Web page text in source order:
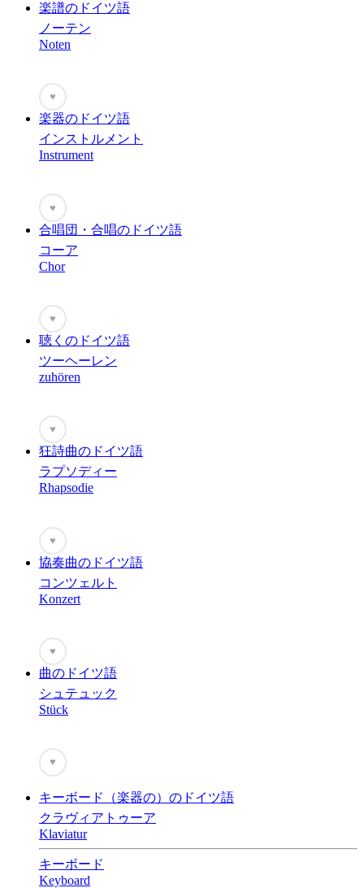
楽譜のドイツ語
ノーテン
Noten
♥
楽器のドイツ語
インストルメント
Instrument
♥
合唱団・合唱のドイツ語
コーア
Chor
♥
聴くのドイツ語
ツーヘーレン
zuhören
♥
狂詩曲のドイツ語
ラプソディー
Rhapsodie
♥
協奏曲のドイツ語
コンツェルト
Konzert
♥
曲のドイツ語
シュテュック
Stück
♥
キーボード（楽器の）のドイツ語
クラヴィアトゥーア
Klaviatur
キーボード
Keyboard